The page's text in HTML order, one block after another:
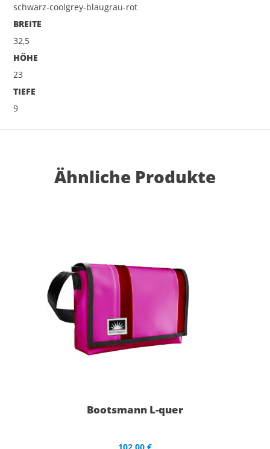
schwarz-coolgrey-blaugrau-rot
BREITE
32,5
HÖHE
23
TIEFE
9
Ähnliche Produkte
Bootsmann L-quer